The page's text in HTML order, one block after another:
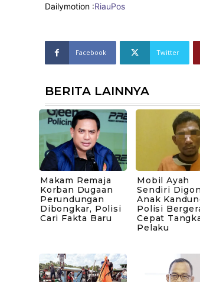
Dailymotion :RiauPos
Facebook Twitter
BERITA LAINNYA
Makam Remaja
Korban Dugaan
Perundungan
Dibongkar, Polisi
Cari Fakta Baru
Mobil Ayah
Sendiri
Anak
Polisi
Cepat
Pelaku